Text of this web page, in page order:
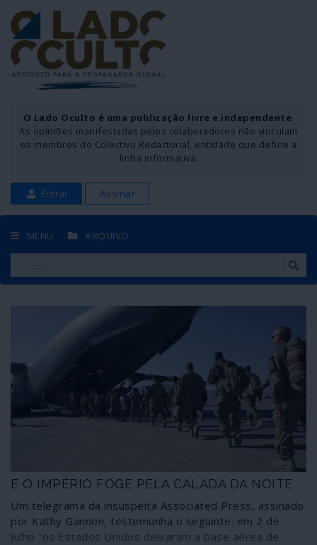
O Lado Oculto é uma publicação livre e independente.
As opiniões manifestadas pelos colaboradores não vinculam
os membros do Colectivo Redactorial, entidade que define a
linha informativa.
Entrar Assinar
MENU ARQUIVO
E O IMPÉRIO FOGE PELA CALADA DA NOITE
Um telegrama da insuspeita Associated Press, assinado
por Kathy Gannon, testemunha o seguinte: em 2 de
Julho “os Estados Unidos deixaram a base aérea de